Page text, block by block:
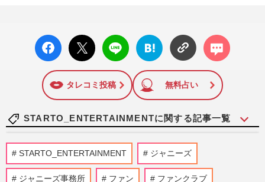
facebo
ok い
X ポス
ト
LINE
はてな
ブック
に追加
コメン
ト
タレコミ投稿 無料占い
STARTO_ENTERTAINMENTに関する記事一覧
なにわ男子・長尾謙杜、三上悠亜の次は稲
垣莉生との熱愛報道でインスタ“裏アカ”流
出か「プロ意識ない」フ…
STARTO_ENTERTAINMENT ジャニーズ
ジャニーズ事務所 ファン ファンクラブ